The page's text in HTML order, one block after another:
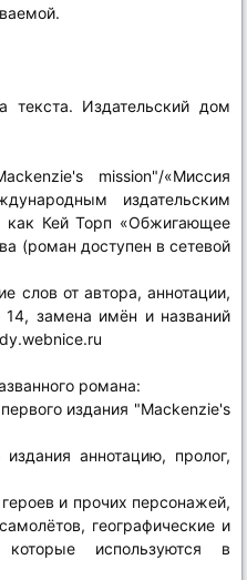
текста. Издательский дом
mission"/«Миссия
издательским
Кей Торп «Обжигающее
(роман доступен в сетевой
слов от автора, аннотации,
14, замена имён и названий
романа:
издания "Mackenzie's
аннотацию, пролог,
и прочих персонажей,
географические и
используются в